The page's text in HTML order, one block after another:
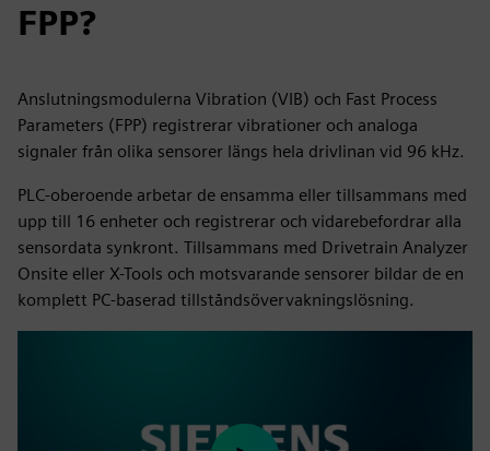
FPP?
Anslutningsmodulerna Vibration (VIB) och Fast Process
Parameters (FPP) registrerar vibrationer och analoga
signaler från olika sensorer längs hela drivlinan vid 96 kHz.
PLC-oberoende arbetar de ensamma eller tillsammans med
upp till 16 enheter och registrerar och vidarebefordrar alla
sensordata synkront. Tillsammans med Drivetrain Analyzer
Onsite eller X-Tools och motsvarande sensorer bildar de en
komplett PC-baserad tillståndsövervakningslösning.